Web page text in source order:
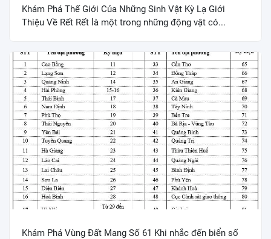
Khám Phá Thế Giới Của Những Sinh Vật Kỳ Lạ Giới
Thiệu Về Rết Rết là một trong những động vật có...
Khám Phá Vùng Đất Mang Số 61 Khi nhắc đến biển số